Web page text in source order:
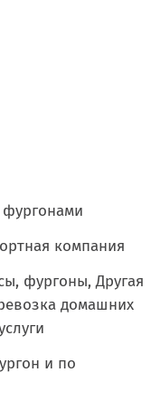
компания
фургоны, Другая
домашних
и по